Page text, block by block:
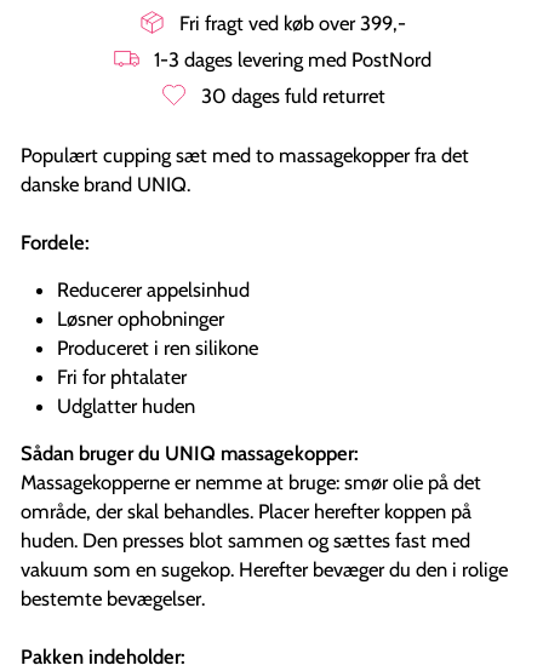
Fri fragt ved køb over 399,-
1-3 dages levering med PostNord
30 dages fuld returret
Populært cupping sæt med to massagekopper fra det
danske brand UNIQ.
Fordele:
Reducerer appelsinhud
Løsner ophobninger
Produceret i ren silikone
Fri for phtalater
Udglatter huden
Sådan bruger du UNIQ massagekopper:
Massagekopperne er nemme at bruge: smør olie på det
område, der skal behandles. Placer herefter koppen på
huden. Den presses blot sammen og sættes fast med
vakuum som en sugekop. Herefter bevæger du den i rolige
bestemte bevægelser.
Pakken indeholder: